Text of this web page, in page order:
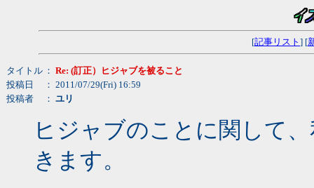
[記事リスト ] [
タイトル ： Re: (訂正）ヒジャブを被ること
投稿日
： 2011/07/29(Fri) 16:59
投稿者
： ユリ
ヒジャブのことに関して
きます。